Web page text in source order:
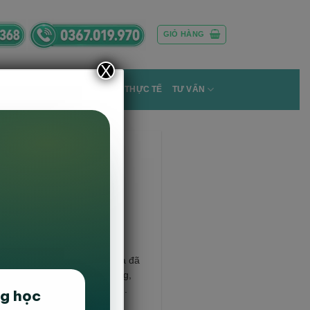
GIỎ HÀNG
DỰ ÁN THỰC TẾ TƯ VẤN
hàng Nội Thất Hanvika đã
mĩ và nhu cầu sử dụng,
quỳ cao cấp màu đen.
học
X